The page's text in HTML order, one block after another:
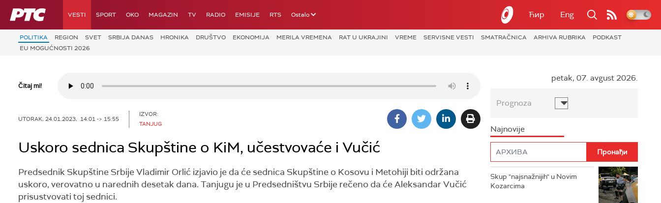
RTS VESTI SPORT OKO MAGAZIN TV RADIO EMISIJE RTS Ostalo Ћир Eng
POLITIKA REGION SVET SRBIJA DANAS HRONIKA DRUŠTVO EKONOMIJA MERILA VREMENA RAT U UKRAJINI VREME SERVISNE VESTI SMATRAČNICA ARHIVA RUBRIKA
PODKAST
EU MOGUĆNOSTI 2026
Čitaj mi!
UTORAK, 24.01.2023, 14:01 -> 15:55
IZVOR:
TANJUG
Uskoro sednica Skupštine o KiM, učestvovaće i Vučić
Predsednik Skupštine Srbije Vladimir Orlić izjavio je da će sednica Skupštine o Kosovu i Metohiji biti održana
uskoro, verovatno u narednih desetak dana. Tanjugu je u Predsedništvu Srbije rečeno da će Aleksandar Vučić
prisustvovati toj sednici.
petak, 07. avgust 2026.
Prognoza
Najnovije
Skup "najsnažnijih" u Novim
Kozarcima